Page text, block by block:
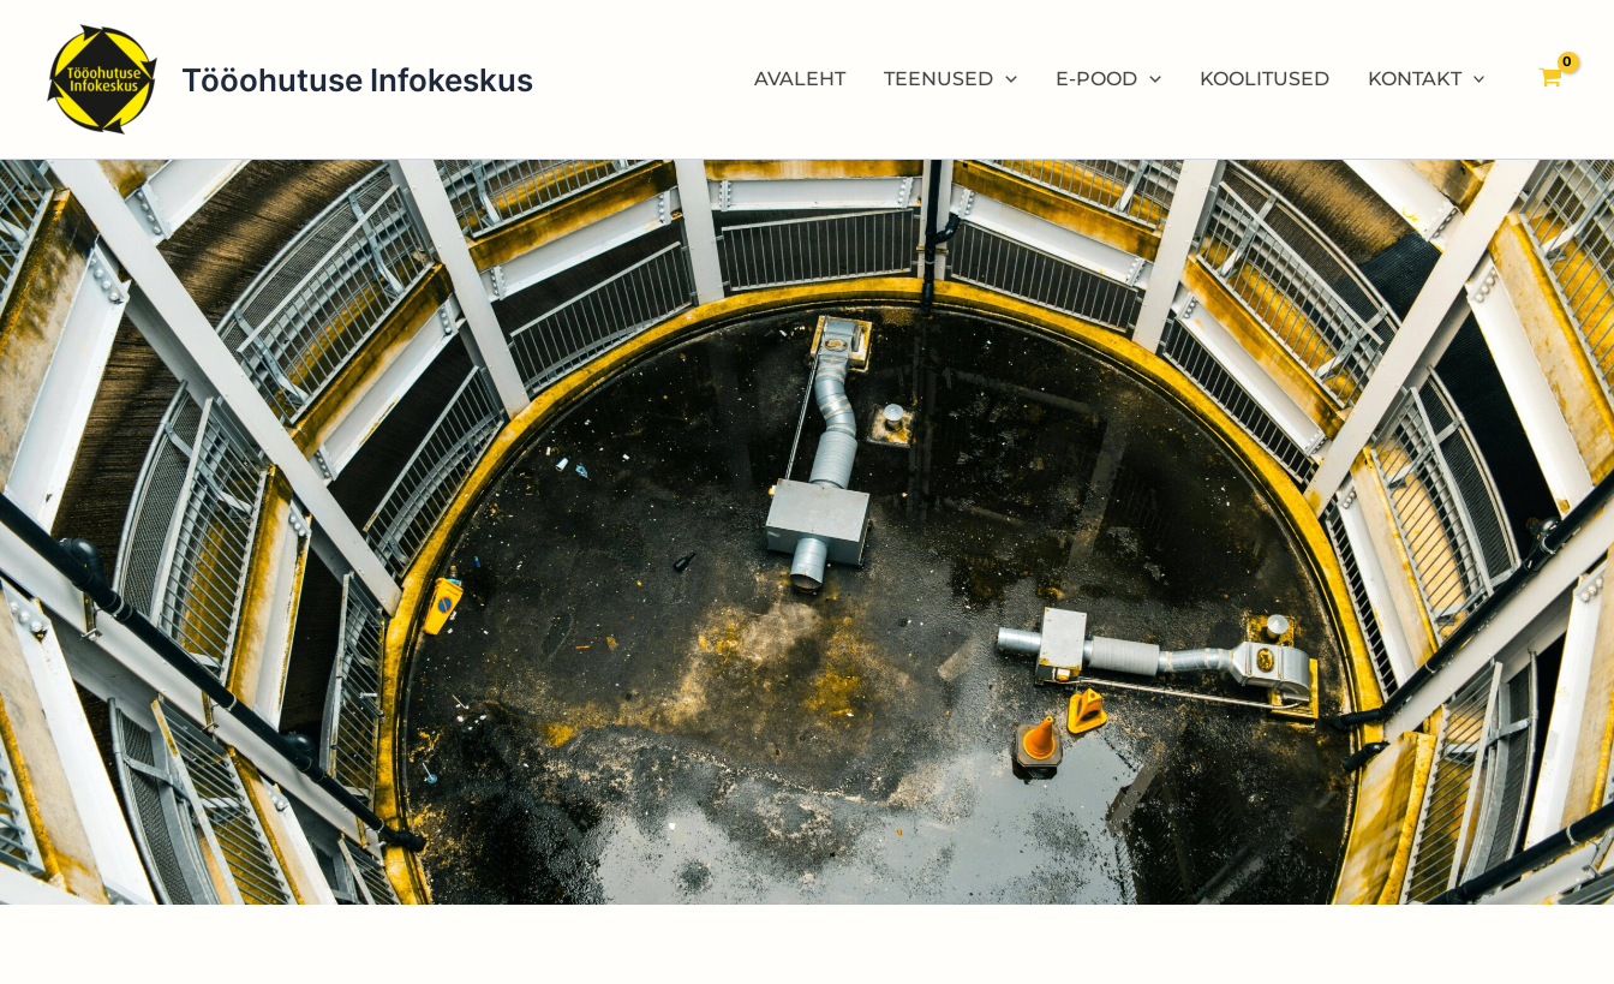
content
Tööohutuse Infokeskus AVALEHT TEENUSED E-POOD KOOLITUSED KONTAKT